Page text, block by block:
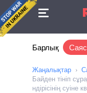
Келісімі
Барлық
Жаңалықтар
Байден тініп
ндірісінің суіне